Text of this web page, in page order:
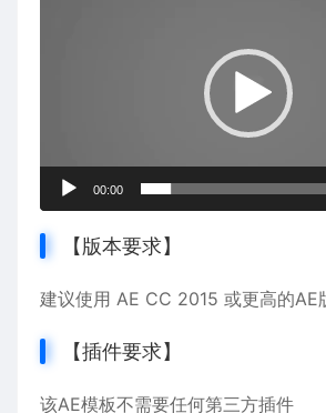
00:00
【版本要求】
建议使用 AE CC 2015 或更高的AE
【插件要求】
该AE模板不需要任何第三方插件